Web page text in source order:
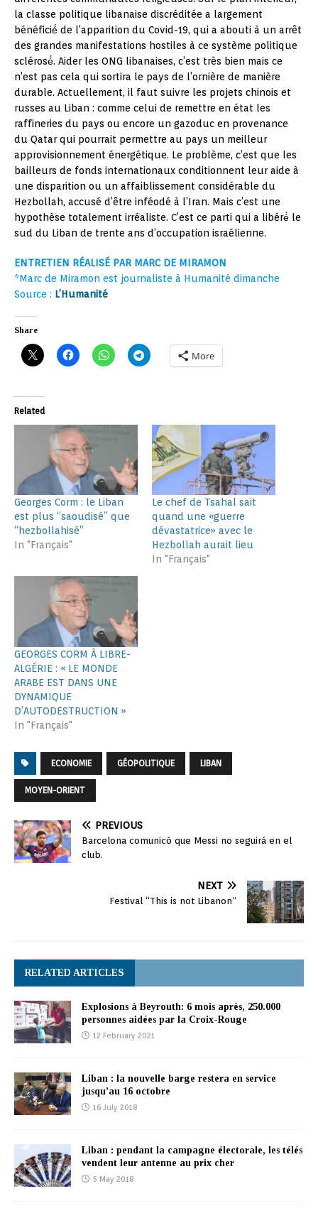
la classe politique libanaise discréditée a largement
bénéficié́ de l’apparition du Covid-19, qui a abouti à un arrêt
des grandes manifestations hostiles à ce système politique
sclérosé́. Aider les ONG libanaises, c’est très bien mais ce
n’est pas cela qui sortira le pays de l’ornière de manière
durable. Actuellement, il faut suivre les projets chinois et
russes au Liban : comme celui de remettre en état les
raffineries du pays ou encore un gazoduc en provenance
du Qatar qui pourrait permettre au pays un meilleur
approvisionnement énergétique. Le problème, c’est que les
bailleurs de fonds internationaux conditionnent leur aide à
une disparition ou un affaiblissement considérable du
Hezbollah, accusé d’être inféodé à l’Iran. Mais c’est une
hypothèse totalement irréaliste. C’est ce parti qui a libéré́ le
sud du Liban de trente ans d’occupation israélienne.
ENTRETIEN RÉALISÉ PAR MARC DE MIRAMON
*Marc de Miramon est journaliste à Humanité dimanche
Source : L’Humanité
Share
More
Related
Georges Corm : le Liban
est plus “saoudisé” que
“hezbollahisé”
In "Français"
Le chef de Tsahal sait
quand une «guerre
dévastatrice» avec le
Hezbollah aurait lieu
In "Français"
GEORGES CORM À LIBRE-
ALGÉRIE : « LE MONDE
ARABE EST DANS UNE
DYNAMIQUE
D’AUTODESTRUCTION »
In "Français"
ECONOMIE GÉOPOLITIQUE LIBAN
MOYEN-ORIENT
PREVIOUS
Barcelona comunicó que Messi no seguirá en el
club.
NEXT
Festival “This is not Libanon”
RELATED ARTICLES
Explosions à Beyrouth: 6 mois après, 250.000
personnes aidées par la Croix-Rouge
12 February 2021
Liban : la nouvelle barge restera en service
jusqu’au 16 octobre
16 July 2018
Liban : pendant la campagne électorale, les télés
vendent leur antenne au prix cher
5 May 2018